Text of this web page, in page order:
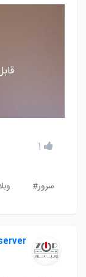
1
سرور#